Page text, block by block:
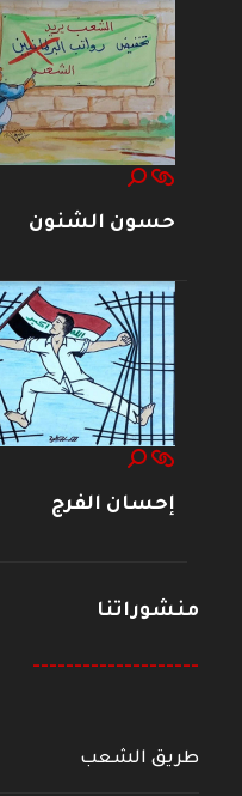
حسون الشنون
إحسان الفرج
منشوراتنا
--------------------
طريق الشعب